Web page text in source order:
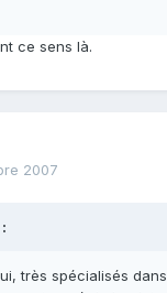
ce sens là.
2007
très spécialisés